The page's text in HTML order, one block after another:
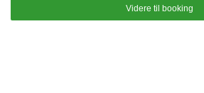
Videre til booking